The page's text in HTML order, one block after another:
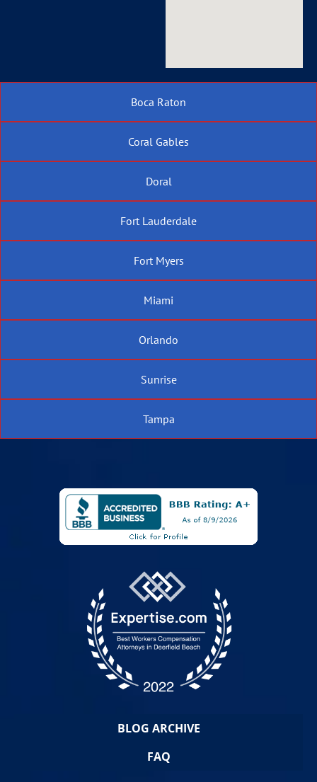
Boca Raton
Coral Gables
Doral
Fort Lauderdale
Fort Myers
Miami
Orlando
Sunrise
Tampa
BLOG ARCHIVE
FAQ